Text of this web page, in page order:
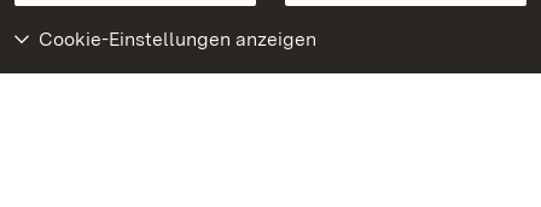
Cookie-Einstellungen anzeigen
Weiteres